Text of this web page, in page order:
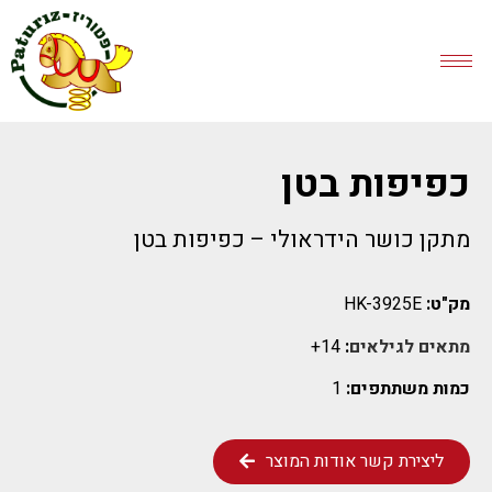
כפיפות בטן
מתקן כושר הידראולי – כפיפות בטן
מק"ט:
מתאים לגילאים:
כמות משתתפים:
ליצירת קשר אודות המוצר